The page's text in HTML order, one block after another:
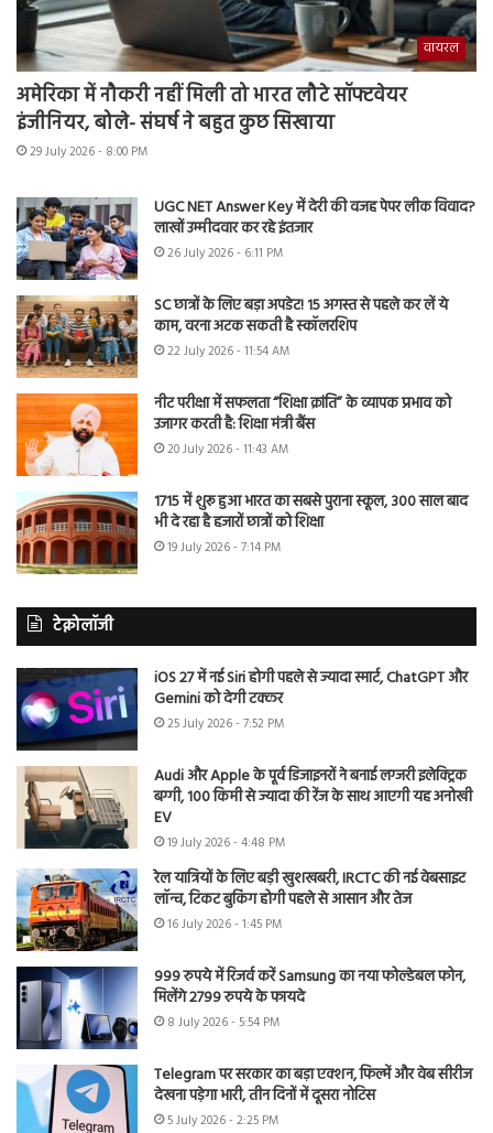
वायरल
अमेरिका में नौकरी नहीं मिली तो भारत लौटे सॉफ्टवेयर
इंजीनियर, बोले- संघर्ष ने बहुत कुछ सिखाया
29 July 2026 - 8:00 PM
UGC NET Answer Key में देरी की वजह पेपर लीक विवाद?
लाखों उम्मीदवार कर रहे इंतजार
26 July 2026 - 6:11 PM
SC छात्रों के लिए बड़ा अपडेट! 15 अगस्त से पहले कर लें ये
काम, वरना अटक सकती है स्कॉलरशिप
22 July 2026 - 11:54 AM
नीट परीक्षा में सफलता “शिक्षा क्रांति” के व्यापक प्रभाव को
उजागर करती है: शिक्षा मंत्री बैंस
20 July 2026 - 11:43 AM
1715 में शुरू हुआ भारत का सबसे पुराना स्कूल, 300 साल बाद
भी दे रहा है हजारों छात्रों को शिक्षा
19 July 2026 - 7:14 PM
टेक्नोलॉजी
iOS 27 में नई Siri होगी पहले से ज्यादा स्मार्ट, ChatGPT और
Gemini को देगी टक्कर
25 July 2026 - 7:52 PM
Audi और Apple के पूर्व डिजाइनरों ने बनाई लग्जरी इलेक्ट्रिक
बग्गी, 100 किमी से ज्यादा की रेंज के साथ आएगी यह अनोखी
EV
19 July 2026 - 4:48 PM
रेल यात्रियों के लिए बड़ी खुशखबरी, IRCTC की नई वेबसाइट
लॉन्च, टिकट बुकिंग होगी पहले से आसान और तेज
16 July 2026 - 1:45 PM
999 रुपये में रिजर्व करें Samsung का नया फोल्डेबल फोन,
मिलेंगे 2799 रुपये के फायदे
8 July 2026 - 5:54 PM
Telegram पर सरकार का बड़ा एक्शन, फिल्में और वेब सीरीज
देखना पड़ेगा भारी, तीन दिनों में दूसरा नोटिस
5 July 2026 - 2:25 PM